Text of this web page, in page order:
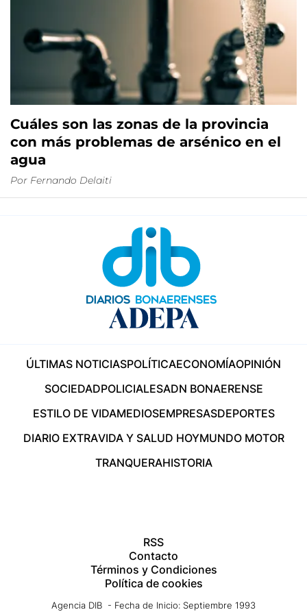
Cuáles son las zonas de la provincia
con más problemas de arsénico en el
agua
Por Fernando Delaiti
ÚLTIMAS NOTICIASPOLÍTICAECONOMÍAOPINIÓN
SOCIEDADPOLICIALESADN BONAERENSE
ESTILO DE VIDAMEDIOSEMPRESASDEPORTES
DIARIO EXTRAVIDA Y SALUD HOYMUNDO MOTOR
TRANQUERAHISTORIA
RSS
Contacto
Términos y Condiciones
Política de cookies
Agencia DIB - Fecha de Inicio: Septiembre 1993